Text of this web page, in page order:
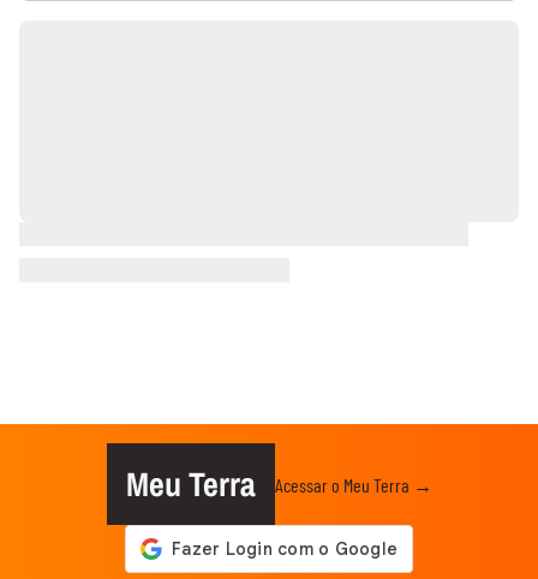
Meu Terra Acessar o Meu Terra →